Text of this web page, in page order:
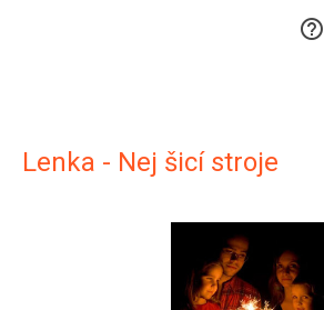

Lenka - Nej šicí stroje